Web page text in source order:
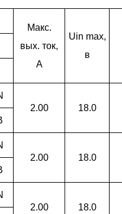
Макс.
вых. ток,
A
Uin max,
в
2.00
18.0
2.00
18.0
2.00
18.0